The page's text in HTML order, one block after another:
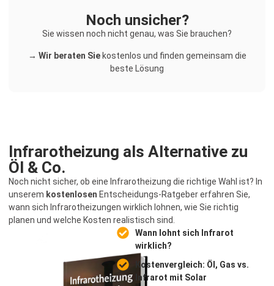
Noch unsicher?
Sie wissen noch nicht genau, was Sie brauchen?
→ Wir beraten Sie kostenlos und finden gemeinsam die
beste Lösung
Infrarotheizung als Alternative zu
Öl & Co.
Noch nicht sicher, ob eine Infrarotheizung die richtige Wahl ist? In
unserem kostenlosen Entscheidungs-Ratgeber erfahren Sie,
wann sich Infrarotheizungen wirklich lohnen, wie Sie richtig
planen und welche Kosten realistisch sind.
Wann lohnt sich Infrarot
wirklich?
Kostenvergleich: Öl, Gas vs.
Infrarot mit Solar